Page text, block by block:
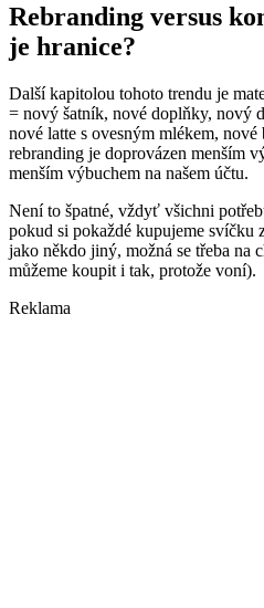
Rebranding versus
je hranice?
Další kapitolou tohoto trendu je
= nový šatník, nové doplňky, nový
nové latte s ovesným mlékem,
rebranding je doprovázen menším
menším výbuchem na našem účtu.
Není to špatné, vždyť všichni
pokud si pokaždé kupujeme svíčku
jako někdo jiný, možná se třeba na
můžeme koupit i tak, protože voní).
Reklama